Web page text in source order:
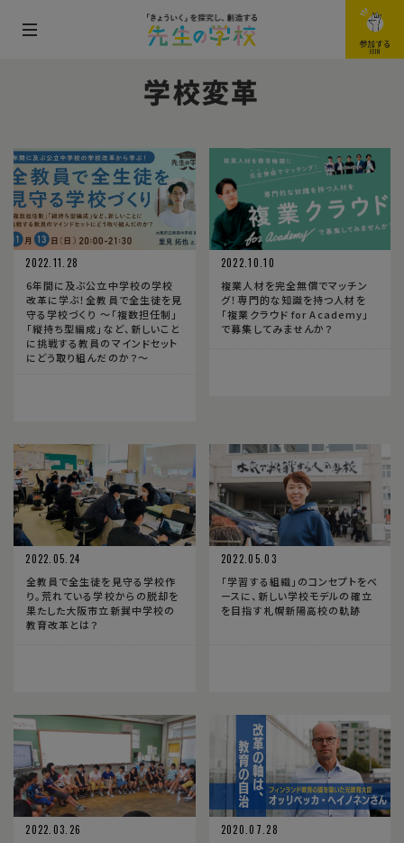
メ
開
閉
す
る
参加する
JOIN
学校変革
2022.11.28
6年間に及ぶ公立中学校の学校
改革に学ぶ！全教員で全生徒を見
守る学校づくり 〜「複数担任制」
「縦持ち型編成」など、新しいこと
に挑戦する教員のマインドセット
にどう取り組んだのか？〜
2022.10.10
複業人材を完全無償でマッチン
グ！専門的な知識を持つ人材を
「複業クラウド for Academy」
で募集してみませんか？
2022.05.24
全教員で全生徒を見守る学校作
り。荒れている学校からの脱却を
果たした大阪市立新巽中学校の
教育改革とは？
2022.05.03
「学習する組織」のコンセプトをベ
ースに、新しい学校モデルの確立
を目指す札幌新陽高校の軌跡
2022.03.26
2020.07.28